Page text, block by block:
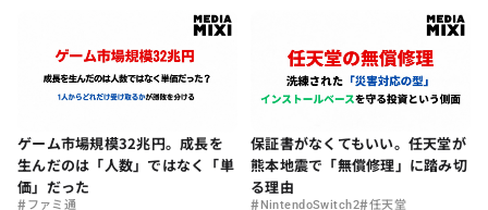
ゲーム市場規模32兆円。成長を
生んだのは「人数」ではなく「単
価」だった
#ファミ通
保証書がなくてもいい。任天堂が
熊本地震で「無償修理」に踏み切
る理由
# NintendoSwitch2#任天堂